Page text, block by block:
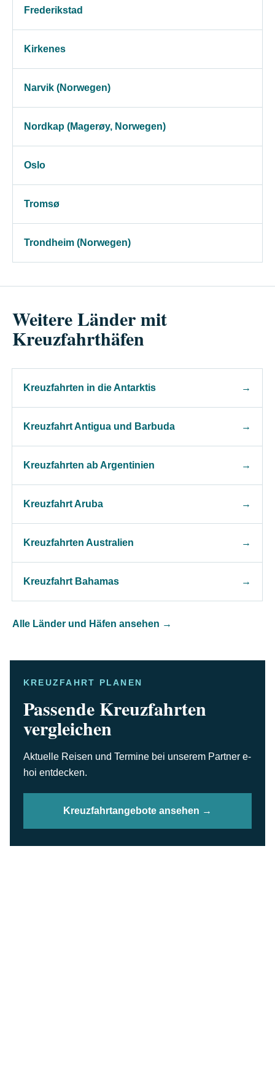
Frederikstad
Kirkenes
Narvik (Norwegen)
Nordkap (Magerøy, Norwegen)
Oslo
Tromsø
Trondheim (Norwegen)
Weitere Länder mit
Kreuzfahrthäfen
Kreuzfahrten in die Antarktis →
Kreuzfahrt Antigua und Barbuda →
Kreuzfahrten ab Argentinien →
Kreuzfahrt Aruba →
Kreuzfahrten Australien →
Kreuzfahrt Bahamas →
Alle Länder und Häfen ansehen →
KREUZFAHRT PLANEN
Passende Kreuzfahrten
vergleichen
Aktuelle Reisen und Termine bei unserem Partner e-
hoi entdecken.
Kreuzfahrtangebote ansehen →